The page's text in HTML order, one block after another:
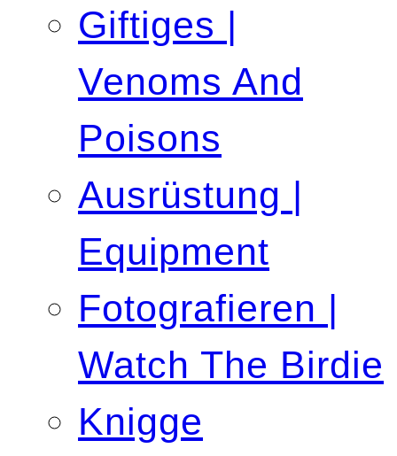
Giftiges |
Venoms And
Poisons
Ausrüstung |
Equipment
Fotografieren |
Watch The Birdie
Knigge